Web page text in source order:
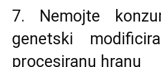
7. Nemojte
genetski
procesiranu hranu